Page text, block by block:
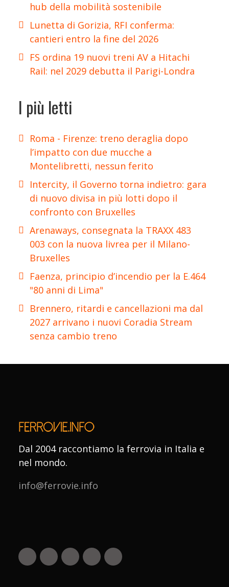
hub della mobilità sostenibile
Lunetta di Gorizia, RFI conferma:
cantieri entro la fine del 2026
FS ordina 19 nuovi treni AV a Hitachi
Rail: nel 2029 debutta il Parigi-Londra
I più letti
Roma - Firenze: treno deraglia dopo
l’impatto con due mucche a
Montelibretti, nessun ferito
Intercity, il Governo torna indietro: gara
di nuovo divisa in più lotti dopo il
confronto con Bruxelles
Arenaways, consegnata la TRAXX 483
003 con la nuova livrea per il Milano-
Bruxelles
Faenza, principio d’incendio per la E.464
"80 anni di Lima"
Brennero, ritardi e cancellazioni ma dal
2027 arrivano i nuovi Coradia Stream
senza cambio treno
Dal 2004 raccontiamo la ferrovia in Italia e
nel mondo.
info@ferrovie.info